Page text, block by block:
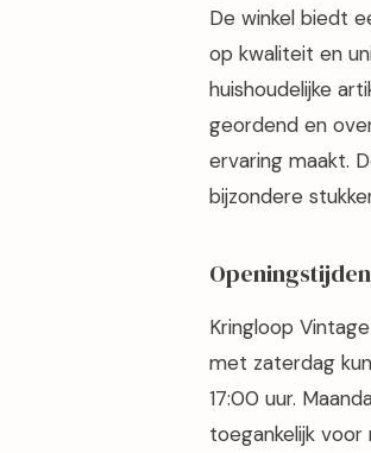
De winkel biedt
op kwaliteit en
huishoudelijke
geordend en
ervaring maakt.
bijzondere
Kringloop
met zaterdag
17:00 uur.
toegankelijk